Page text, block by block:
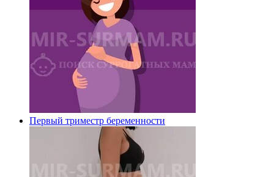
Первый триместр беременности